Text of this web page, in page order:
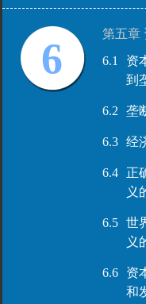
6
第五章
6.1
资
到
6.2 垄
6.3 经
6.4
正
义
6.5
世
义
6.6
资
和